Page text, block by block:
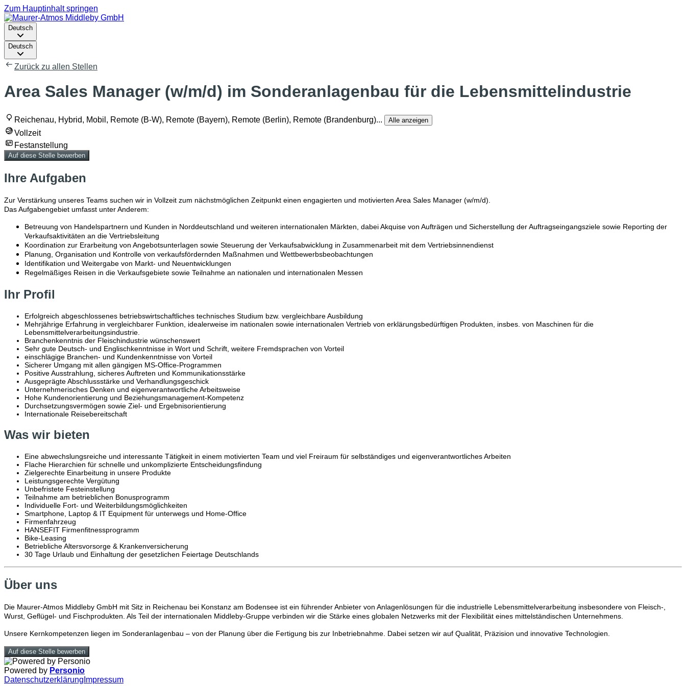
Zum Hauptinhalt springen
Deutsch
Deutsch
Zurück zu allen Stellen
Area Sales Manager (w/m/d) im Sonderanlagenbau für die Lebensmittelindustrie
Reichenau, Hybrid, Mobil, Remote (B-W), Remote (Bayern), Remote (Berlin), Remote (Brandenburg)... Alle anzeigen
Vollzeit
Festanstellung
Auf diese Stelle bewerben
Ihre Aufgaben
Zur Verstärkung unseres Teams suchen wir in Vollzeit zum nächstmöglichen Zeitpunkt einen engagierten und motivierten Area Sales Manager (w/m/d).
Das Aufgabengebiet umfasst unter Anderem:
Betreuung von Handelspartnern und Kunden in Norddeutschland und weiteren internationalen Märkten, dabei Akquise von Aufträgen und Sicherstellung der Auftragseingangsziele sowie Reporting der
Verkaufsaktivitäten an die Vertriebsleitung
Koordination zur Erarbeitung von Angebotsunterlagen sowie Steuerung der Verkaufsabwicklung in Zusammenarbeit mit dem Vertriebsinnendienst
Planung, Organisation und Kontrolle von verkaufsfördernden Maßnahmen und Wettbewerbsbeobachtungen
Identifikation und Weitergabe von Markt- und Neuentwicklungen
Regelmäßiges Reisen in die Verkaufsgebiete sowie Teilnahme an nationalen und internationalen Messen
Ihr Profil
Erfolgreich abgeschlossenes betriebswirtschaftliches technisches Studium bzw. vergleichbare Ausbildung
Mehrjährige Erfahrung in vergleichbarer Funktion, idealerweise im nationalen sowie internationalen Vertrieb von erklärungsbedürftigen Produkten, insbes. von Maschinen für die
Lebensmittelverarbeitungsindustrie.
Branchenkenntnis der Fleischindustrie wünschenswert
Sehr gute Deutsch- und Englischkenntnisse in Wort und Schrift, weitere Fremdsprachen von Vorteil
einschlägige Branchen- und Kundenkenntnisse von Vorteil
Sicherer Umgang mit allen gängigen MS-Office-Programmen
Positive Ausstrahlung, sicheres Auftreten und Kommunikationsstärke
Ausgeprägte Abschlussstärke und Verhandlungsgeschick
Unternehmerisches Denken und eigenverantwortliche Arbeitsweise
Hohe Kundenorientierung und Beziehungsmanagement-Kompetenz
Durchsetzungsvermögen sowie Ziel- und Ergebnisorientierung
Internationale Reisebereitschaft
Was wir bieten
Eine abwechslungsreiche und interessante Tätigkeit in einem motivierten Team und viel Freiraum für selbständiges und eigenverantwortliches Arbeiten
Flache Hierarchien für schnelle und unkomplizierte Entscheidungsfindung
Zielgerechte Einarbeitung in unsere Produkte
Leistungsgerechte Vergütung
Unbefristete Festeinstellung
Teilnahme am betrieblichen Bonusprogramm
Individuelle Fort- und Weiterbildungsmöglichkeiten
Smartphone, Laptop & IT Equipment für unterwegs und Home-Office
Firmenfahrzeug
HANSEFIT Firmenfitnessprogramm
Bike-Leasing
Betriebliche Altersvorsorge & Krankenversicherung
30 Tage Urlaub und Einhaltung der gesetzlichen Feiertage Deutschlands
Über uns
Die Maurer-Atmos Middleby GmbH mit Sitz in Reichenau bei Konstanz am Bodensee ist ein führender Anbieter von Anlagenlösungen für die industrielle Lebensmittelverarbeitung insbesondere von Fleisch-,
Wurst, Geflügel- und Fischprodukten. Als Teil der internationalen Middleby-Gruppe verbinden wir die Stärke eines globalen Netzwerks mit der Flexibilität eines mittelständischen Unternehmens.
Unsere Kernkompetenzen liegen im Sonderanlagenbau – von der Planung über die Fertigung bis zur Inbetriebnahme. Dabei setzen wir auf Qualität, Präzision und innovative Technologien.
Auf diese Stelle bewerben
Powered by Personio
Datenschutzerklärung Impressum